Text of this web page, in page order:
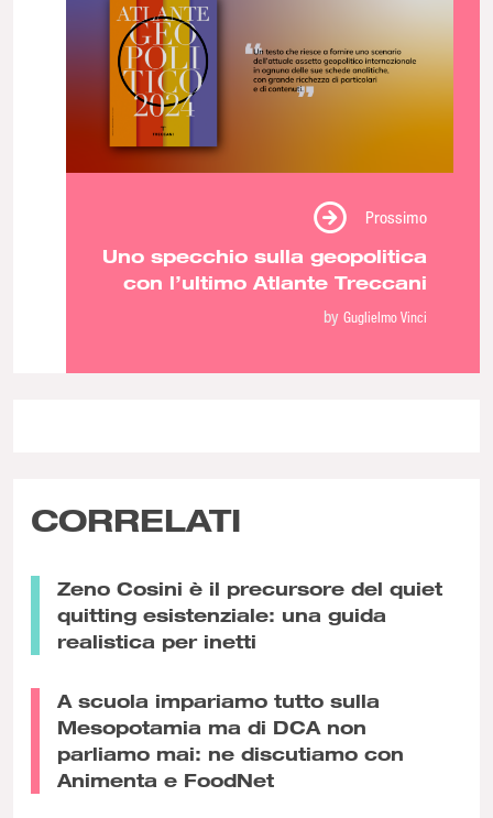
Prossimo
Uno specchio sulla geopolitica
con l’ultimo Atlante Treccani
by Guglielmo Vinci
CORRELATI
Zeno Cosini è il precursore del quiet
quitting esistenziale: una guida
realistica per inetti
A scuola impariamo tutto sulla
Mesopotamia ma di DCA non
parliamo mai: ne discutiamo con
Animenta e FoodNet